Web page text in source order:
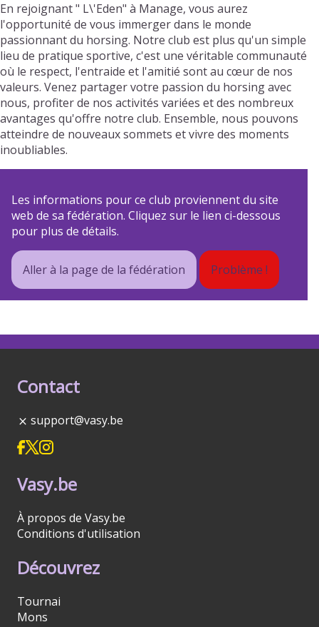
En rejoignant " L\'Eden" à Manage, vous aurez
l'opportunité de vous immerger dans le monde
passionnant du horsing. Notre club est plus qu'un simple
lieu de pratique sportive, c'est une véritable communauté
où le respect, l'entraide et l'amitié sont au cœur de nos
valeurs. Venez partager votre passion du horsing avec
nous, profiter de nos activités variées et des nombreux
avantages qu'offre notre club. Ensemble, nous pouvons
atteindre de nouveaux sommets et vivre des moments
inoubliables.
Les informations pour ce club proviennent du site
web de sa fédération. Cliquez sur le lien ci-dessous
pour plus de détails.
Aller à la page de la fédération Problème !
Contact
support@vasy.be
Vasy.be
À propos de Vasy.be
Conditions d'utilisation
Découvrez
Tournai
Mons